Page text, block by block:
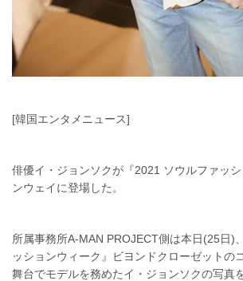
[韓国エンタメニュース]
俳優イ・ジョンソクが『2021 ソウルファッ
ンウェイに登場した。
所属事務所A-MAN PROJECT側は本日(25日)
ッションウィーク』ビヨンドクローゼットの
舞台でモデルを務めたイ・ジョンソクの写真